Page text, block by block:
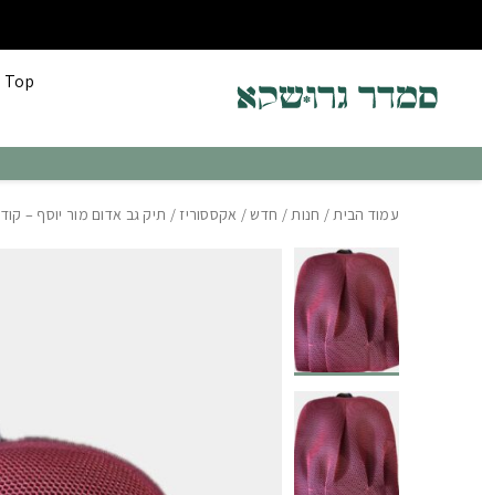
Top
עמוד הבית / חנות / חדש/ אקססוריז / תיק גב אדום מור יוסף – קוד 9226